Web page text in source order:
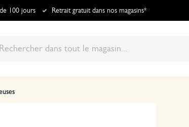
100 jours Retrait gratuit dans nos magasins*